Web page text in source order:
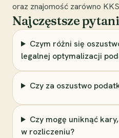
oraz znajomość zarówno
Najczęstsze
Czym różni się
legalnej optymalizacji
Czy za oszustwo
Czy mogę uniknąć
w rozliczeniu?